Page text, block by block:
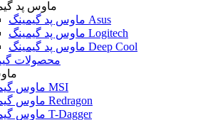
ماوس پد
ماوس پد گیمینگ Asus
ماوس پد گیمینگ Logitech
ماوس پد گیمینگ Deep Cool
محصولات
ماوس گیمینگ MSI
ماوس گیمینگ Redragon
ماوس گیمینگ T-Dagger